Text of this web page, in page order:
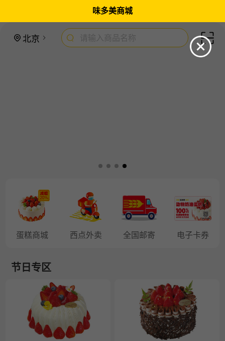
味多美商城
北京 请输入商品名称
蛋糕商城 西点外卖 全国邮寄 电子卡券
节日专区